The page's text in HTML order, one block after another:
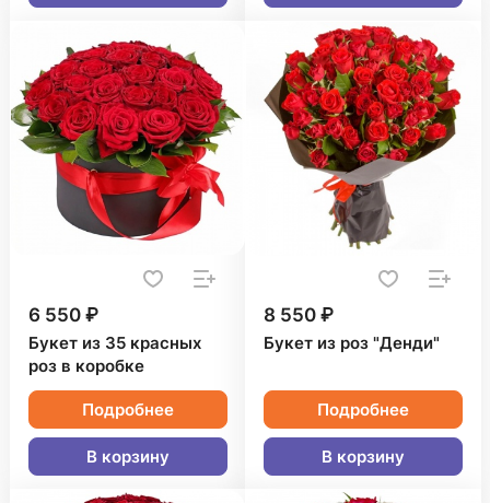
6 550 ₽
Букет из 35 красных
роз в коробке
Подробнее
В корзину
8 550 ₽
Букет из роз "Денди"
Подробнее
В корзину